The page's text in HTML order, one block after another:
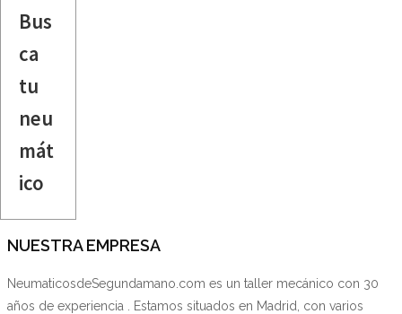
Bus
ca
tu
neu
mát
ico
NUESTRA EMPRESA
NeumaticosdeSegundamano.com es un taller mecánico con 30
años de experiencia . Estamos situados en Madrid, con varios